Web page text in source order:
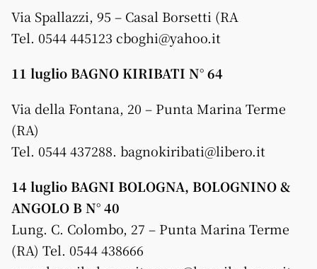
Via Spallazzi, 95 – Casal Borsetti (RA
Tel. 0544 445123 cboghi@yahoo.it
11 luglio BAGNO KIRIBATI N° 64
Via della Fontana, 20 – Punta Marina Terme
(RA)
Tel. 0544 437288. bagnokiribati@libero.it
14 luglio BAGNI BOLOGNA, BOLOGNINO &
ANGOLO B N° 40
Lung. C. Colombo, 27 – Punta Marina Terme
(RA) Tel. 0544 438666